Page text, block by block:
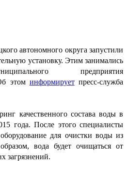
автономного округа запустили
установку. Этим занимались
предприятия
этом информируетпресс-служба
качественного состава воды в
года. После этого специалисты
для очистки воды из
вода будет очищаться от
загрязнений.